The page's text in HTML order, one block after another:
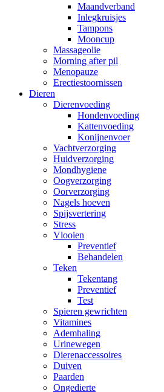
Maandverband
Inlegkruisjes
Tampons
Mooncup
Massageolie
Morning after pil
Menopauze
Erectiestoornissen
Dieren
Dierenvoeding
Hondenvoeding
Kattenvoeding
Konijnenvoer
Vachtverzorging
Huidverzorging
Mondhygiene
Oogverzorging
Oorverzorging
Nagels hoeven
Spijsvertering
Stress
Vlooien
Preventief
Behandelen
Teken
Tekentang
Preventief
Test
Spieren gewrichten
Vitamines
Ademhaling
Urinewegen
Dierenaccessoires
Duiven
Paarden
Ongedierte